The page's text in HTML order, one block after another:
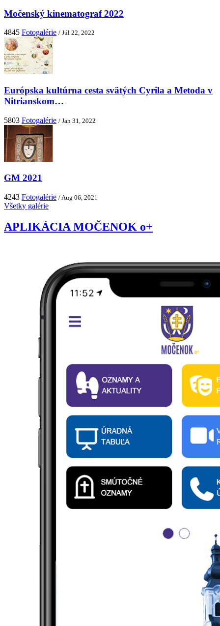
Močenský kinematograf 2022
4845 Fotogalérie / Júl 22, 2022
Európska kultúrna cesta svätých Cyrila a Metoda v
Nitrianskom…
5803 Fotogalérie / Jan 31, 2022
GM 2021
4243 Fotogalérie / Aug 06, 2021
Všetky galérie
APLIKÁCIA MOČENOK o+